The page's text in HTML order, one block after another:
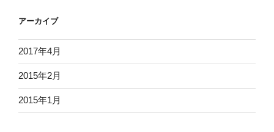
アーカイブ
2017年4月
2015年2月
2015年1月